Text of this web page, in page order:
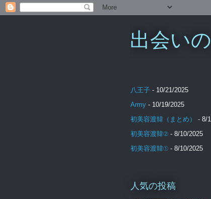
出会い
八王子 - 10/21/2025
Army - 10/19/2025
初美容渡韓（まとめ）
- 8/
初美容渡韓② - 8/10/2025
初美容渡韓① - 8/10/2025
人気の投稿